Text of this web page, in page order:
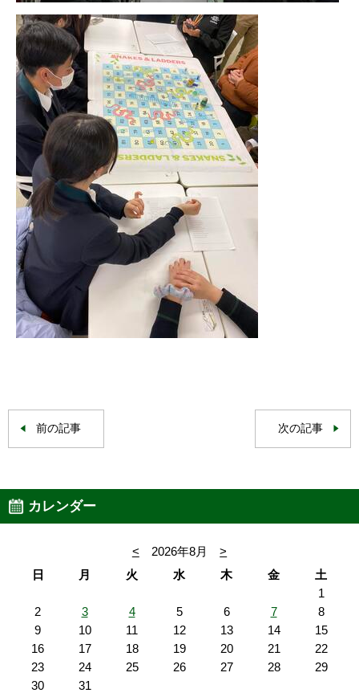
前の記事 次の記事
カレンダー
< 2026年8月
>
日
月 火 水 木 金
土
1
2
3 4 5 6 7
8
9
10 11 12 13 14
15
16
17 18 19 20 21
22
23
24 25 26 27 28
29
30
31